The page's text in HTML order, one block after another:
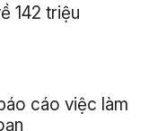
142 triệu
cáo việc làm